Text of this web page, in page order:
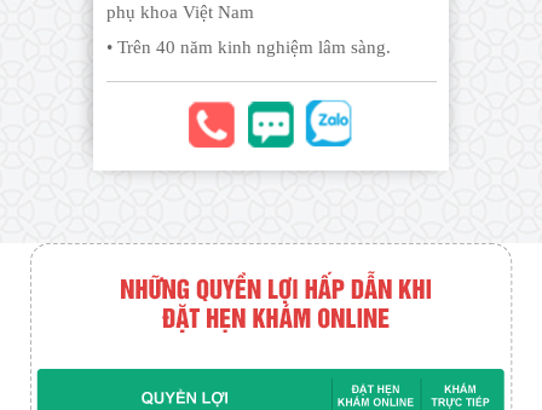
phụ khoa Việt Nam
• Trên 40 năm kinh nghiệm lâm sàng.